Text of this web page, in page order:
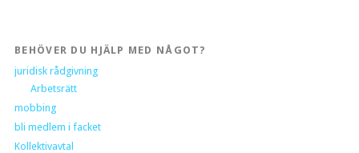
BEHÖVER DU HJÄLP MED NÅGOT?
juridisk rådgivning
Arbetsrätt
mobbing
bli medlem i facket
Kollektivavtal